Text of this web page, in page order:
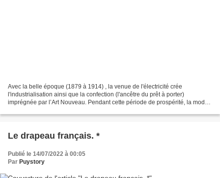
Avec la belle époque (1879 à 1914) , la venue de l'électricité crée
l'industrialisation ainsi que la confection (l'ancêtre du prêt à porter)
imprégnée par l’Art Nouveau. Pendant cette période de prospérité, la mode
Le drapeau français. *
Publié le 14/07/2022 à 00:05
Par Puystory